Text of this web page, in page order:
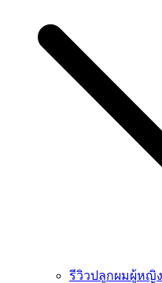
รีวิวปลูกผมผู้หญิง